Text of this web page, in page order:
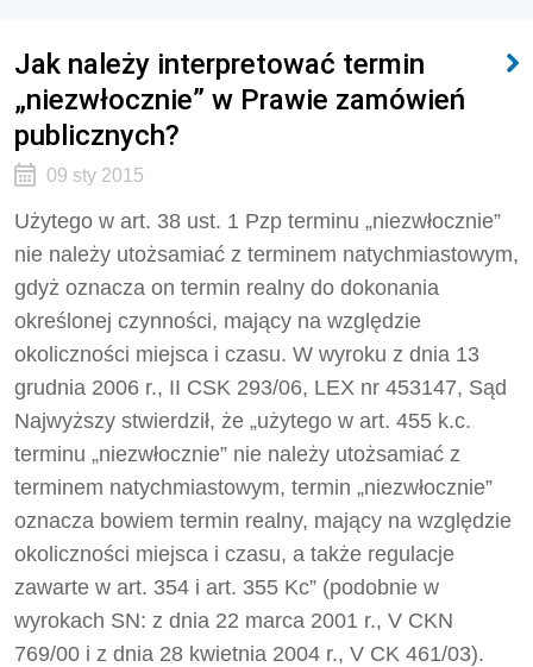
Jak należy interpretować termin
„niezwłocznie” w Prawie zamówień
publicznych?
09 sty 2015
Użytego w art. 38 ust. 1 Pzp terminu „niezwłocznie”
nie należy utożsamiać z terminem natychmiastowym,
gdyż oznacza on termin realny do dokonania
określonej czynności, mający na względzie
okoliczności miejsca i czasu. W wyroku z dnia 13
grudnia 2006 r., II CSK 293/06, LEX nr 453147, Sąd
Najwyższy stwierdził, że „użytego w art. 455 k.c.
terminu „niezwłocznie” nie należy utożsamiać z
terminem natychmiastowym, termin „niezwłocznie”
oznacza bowiem termin realny, mający na względzie
okoliczności miejsca i czasu, a także regulacje
zawarte w art. 354 i art. 355 Kc” (podobnie w
wyrokach SN: z dnia 22 marca 2001 r., V CKN
769/00 i z dnia 28 kwietnia 2004 r., V CK 461/03).